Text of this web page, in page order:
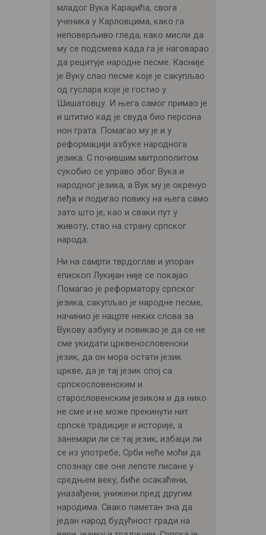
младог Вука Караџића, свога
ученика у Карловцима, како га
неповерљиво гледа, како мисли да
му се подсмева када га је наговарао
да рецитује народне песме. Касније
је Вуку слао песме које је сакупљао
од гуслара које је гостио у
Шишатовцу. И њега самог примао је
и штитио кад је свуда био персона
нон грата. Помагао му је и у
реформацији азбуке народнога
језика. С почившим митрополитом
сукобио се управо због Вука и
народног језика, а Вук му је окренуо
леђа и подигао повику на њега само
зато што је, као и сваки пут у
животу, стао на страну српског
народа.
Ни на самрти тврдоглав и упоран
епископ Лукијан није се покајао.
Помагао је реформатору српског
језика, сакупљао је народне песме,
начинио је нацрте неких слова за
Вукову азбуку и повикао је да се не
сме укидати црквенословенски
језик, да он мора остати језик
цркве, да је тај језик спој са
српскословенским и
старословенским језиком и да нико
не сме и не може прекинути нит
српске традиције и историје, а
занемари ли се тај језик, избаци ли
се из употребе, Срби неће моћи да
спознају све оне лепоте писане у
средњем веку, биће осакаћени,
уназађени, унижени пред другим
народима. Свако паметан зна да
један народ будућност гради на